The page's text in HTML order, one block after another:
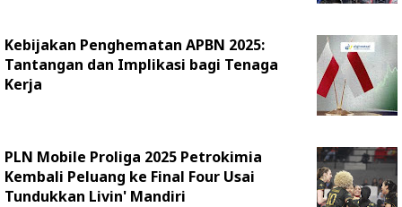
Kebijakan Penghematan APBN 2025:
Tantangan dan Implikasi bagi Tenaga
Kerja
PLN Mobile Proliga 2025 Petrokimia
Kembali Peluang ke Final Four Usai
Tundukkan Livin' Mandiri